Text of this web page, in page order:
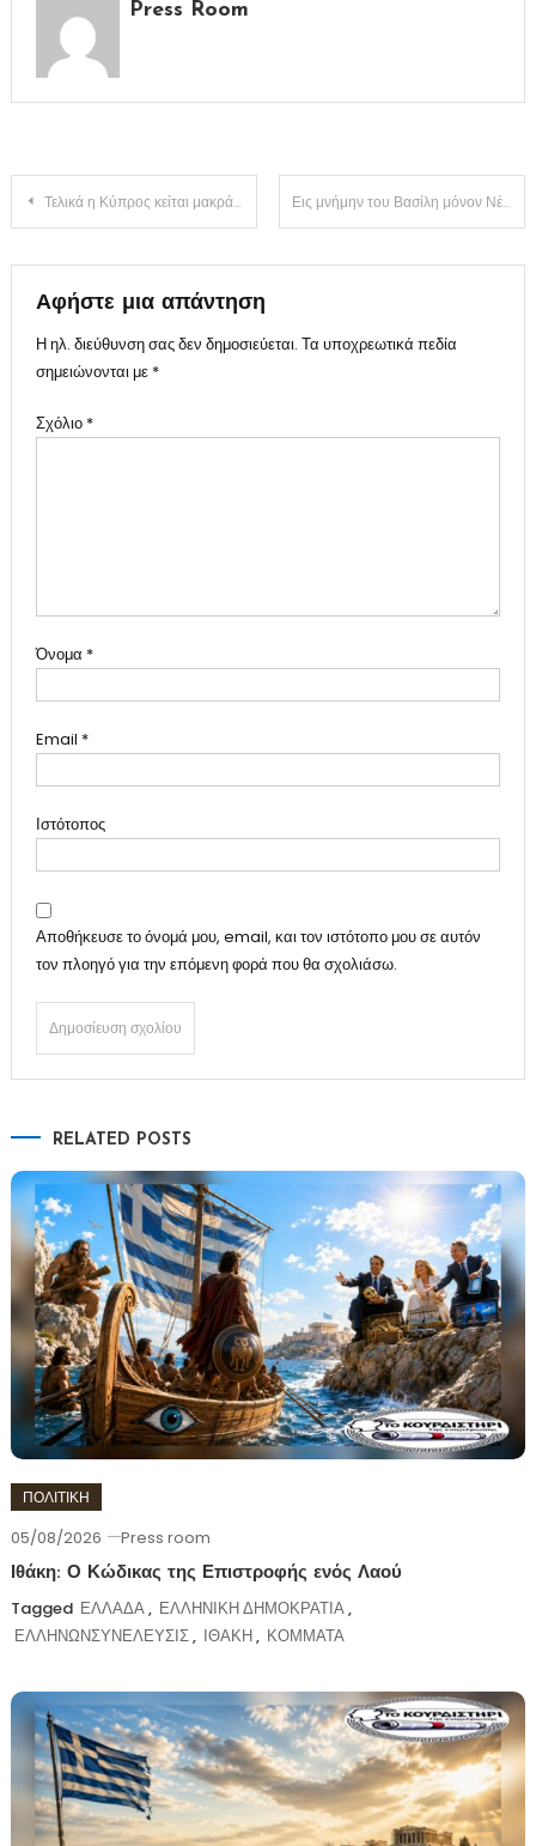
Press Room
Πλοήγηση
Τελικά η Κύπρος κείται μακράν;; Ποια η θέση της Ελλάδος και ποια του Σ.Α. του ΟΗΕ;; Εις μνήμην του Βασίλη μόνον Νέμεσις και Τίσις..
Αφήστε μια απάντηση
Η ηλ. διεύθυνση σας δεν δημοσιεύεται. Τα υποχρεωτικά πεδία
σημειώνονται με *
Σχόλιο *
Όνομα *
Email *
Ιστότοπος
Αποθήκευσε το όνομά μου, email, και τον ιστότοπο μου σε αυτόν
τον πλοηγό για την επόμενη φορά που θα σχολιάσω.
RELATED POSTS
ΠΟΛΙΤΙΚΗ
05/08/2026 Press room
Ιθάκη: Ο Κώδικας της Επιστροφής ενός Λαού
Tagged ΕΛΛΑΔΑ, ΕΛΛΗΝΙΚΗ ΔΗΜΟΚΡΑΤΙΑ,
ΕΛΛΗΝΩΝΣΥΝΕΛΕΥΣΙΣ, ΙΘΑΚΗ, ΚΟΜΜΑΤΑ